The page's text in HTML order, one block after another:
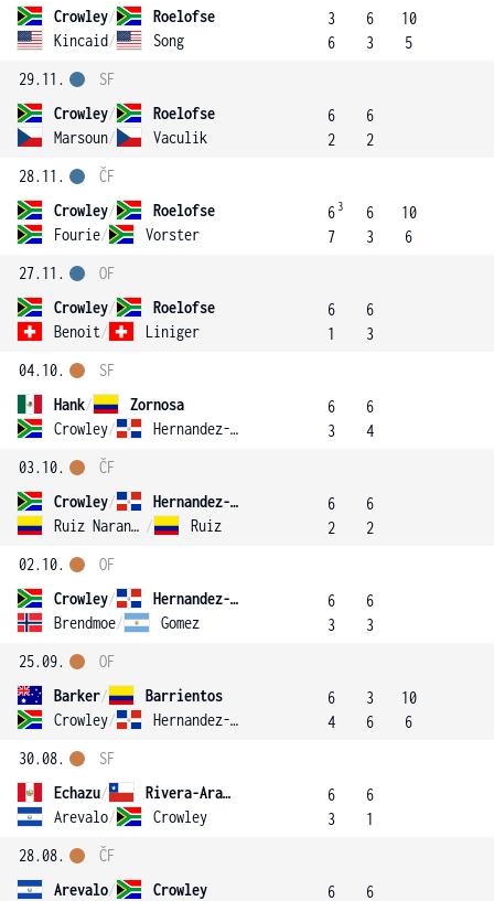
Crowley/
Roelofse
Kincaid/ Song
3
6
6
3
10
5
29.11.
Crowley/
Roelofse
Marsoun/ Vaculik
SF
6
2
6
2
28.11.
Crowley/
Roelofse
Fourie/ Vorster
ČF
6 3
7
6
3
10
6
27.11.
Crowley/
Roelofse
Benoit/ Liniger
OF
6
1
6
3
04.10.
Hank/
Zornosa
Crowley/ Hernandez-Fernandez
SF
6
3
6
4
03.10.
Crowley/
Hernandez-Fernandez
Ruiz Naranjo / Ruiz
ČF
6
2
6
2
02.10.
Crowley/
Hernandez-Fernandez
Brendmoe/ Gomez
OF
6
3
6
3
25.09.
Barker/
Barrientos
Crowley/ Hernandez-Fernandez
OF
6
4
3
6
10
6
30.08.
Echazu/
Rivera-Aranguiz
Arevalo/ Crowley
SF
6
3
6
1
28.08.
Arevalo/ Crowley
ČF
6
6